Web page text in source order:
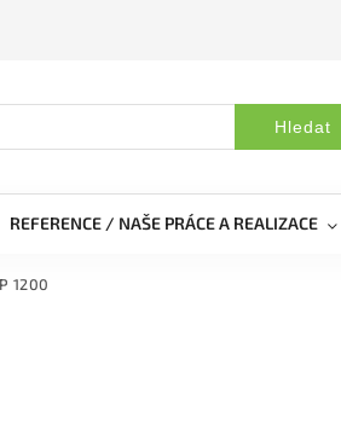
Hledat
REFERENCE / NAŠE PRÁCE A REALIZACE
1200